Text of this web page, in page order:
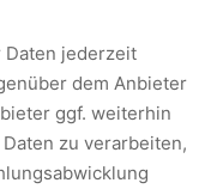
Daten jederzeit
dem Anbieter
ggf. weiterhin
zu verarbeiten,